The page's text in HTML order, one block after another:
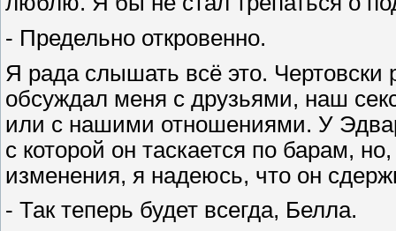
- Предельно откровенно.
Я рада слышать всё это.
обсуждал меня с друзьями, наш
или с нашими отношениями. У
с которой он таскается по барам,
изменения, я надеюсь, что он
- Так теперь будет всегда, Белла.